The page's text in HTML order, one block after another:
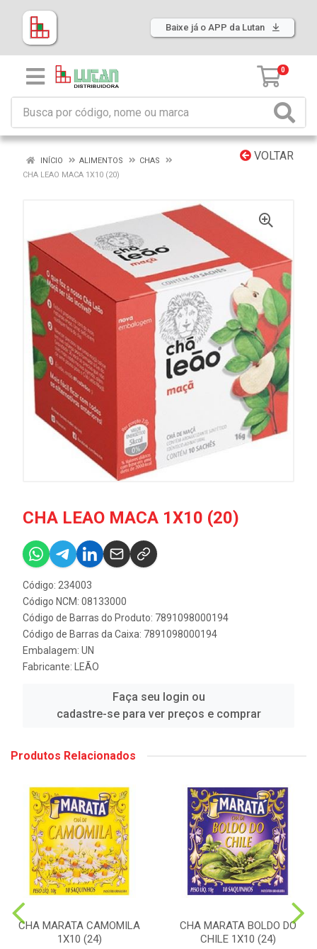
Baixe já o APP da Lutan
0
VOLTAR
INÍCIO ALIMENTOS
CHAS
CHA LEAO MACA 1X10 (20)
CHA LEAO MACA 1X10 (20)
Código: 234003
Código NCM: 08133000
Código de Barras do Produto: 7891098000194
Código de Barras da Caixa: 7891098000194
Embalagem: UN
Fabricante:
LEÃO
Faça seu login ou
cadastre-se para ver preços e comprar
Produtos Relacionados
CHA MARATA CAMOMILA
1X10 (24)
CHA MARATA BOLDO DO
CHILE 1X10 (24)